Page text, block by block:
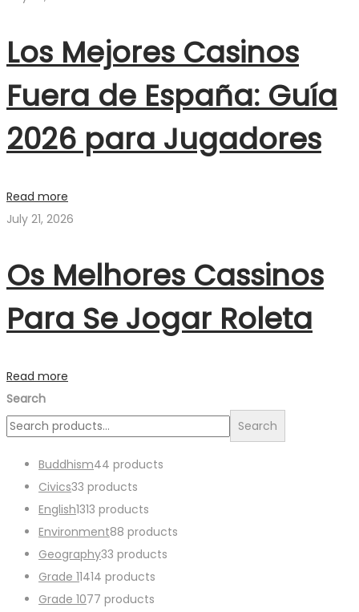
Los Mejores Casinos
Fuera de España: Guía
2026 para Jugadores
Read more
July 21, 2026
Os Melhores Cassinos
Para Se Jogar Roleta
Read more
Search
Search
Buddhism44 products
Civics33 products
English1313 products
Environment88 products
Geography33 products
Grade 11414 products
Grade 1077 products